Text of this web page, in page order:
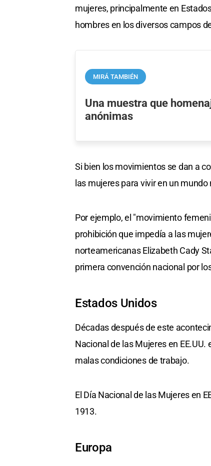
mujeres, principalmente en
hombres en los diversos campos
MIRÁ TAMBIÉN
Una muestra que
anónimas
Si bien los movimientos se dan a
las mujeres para vivir en un
Por ejemplo, el "movimiento
prohibición que impedía a las
norteamericanas Elizabeth Cady
primera convención nacional por
Estados Unidos
Décadas después de este
Nacional de las Mujeres en
malas condiciones de trabajo.
El Día Nacional de las Mujeres en
1913.
Europa